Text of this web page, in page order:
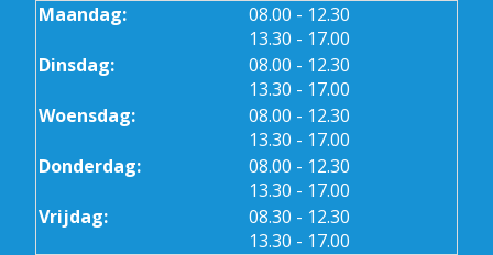
Maandag: 08.00 tot
- 12.30
13.30 tot
- 17.00
Dinsdag:
08.00 tot
- 12.30
13.30 tot
- 17.00
Woensdag:
08.00 tot
- 12.30
13.30 tot
- 17.00
Donderdag:
08.00 tot
- 12.30
13.30 tot
- 17.00
Vrijdag:
08.30 tot
- 12.30
13.30 tot
- 17.00